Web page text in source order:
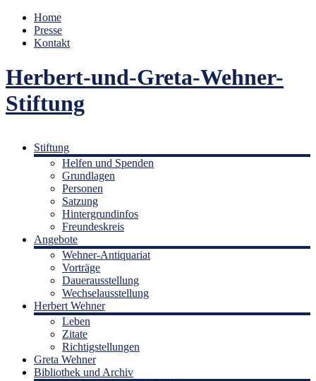
Home
Presse
Kontakt
Herbert-und-Greta-Wehner-
Stiftung
Stiftung
Helfen und Spenden
Grundlagen
Personen
Satzung
Hintergrundinfos
Freundeskreis
Angebote
Wehner-Antiquariat
Vorträge
Dauerausstellung
Wechselausstellung
Herbert Wehner
Leben
Zitate
Richtigstellungen
Greta Wehner
Bibliothek und Archiv